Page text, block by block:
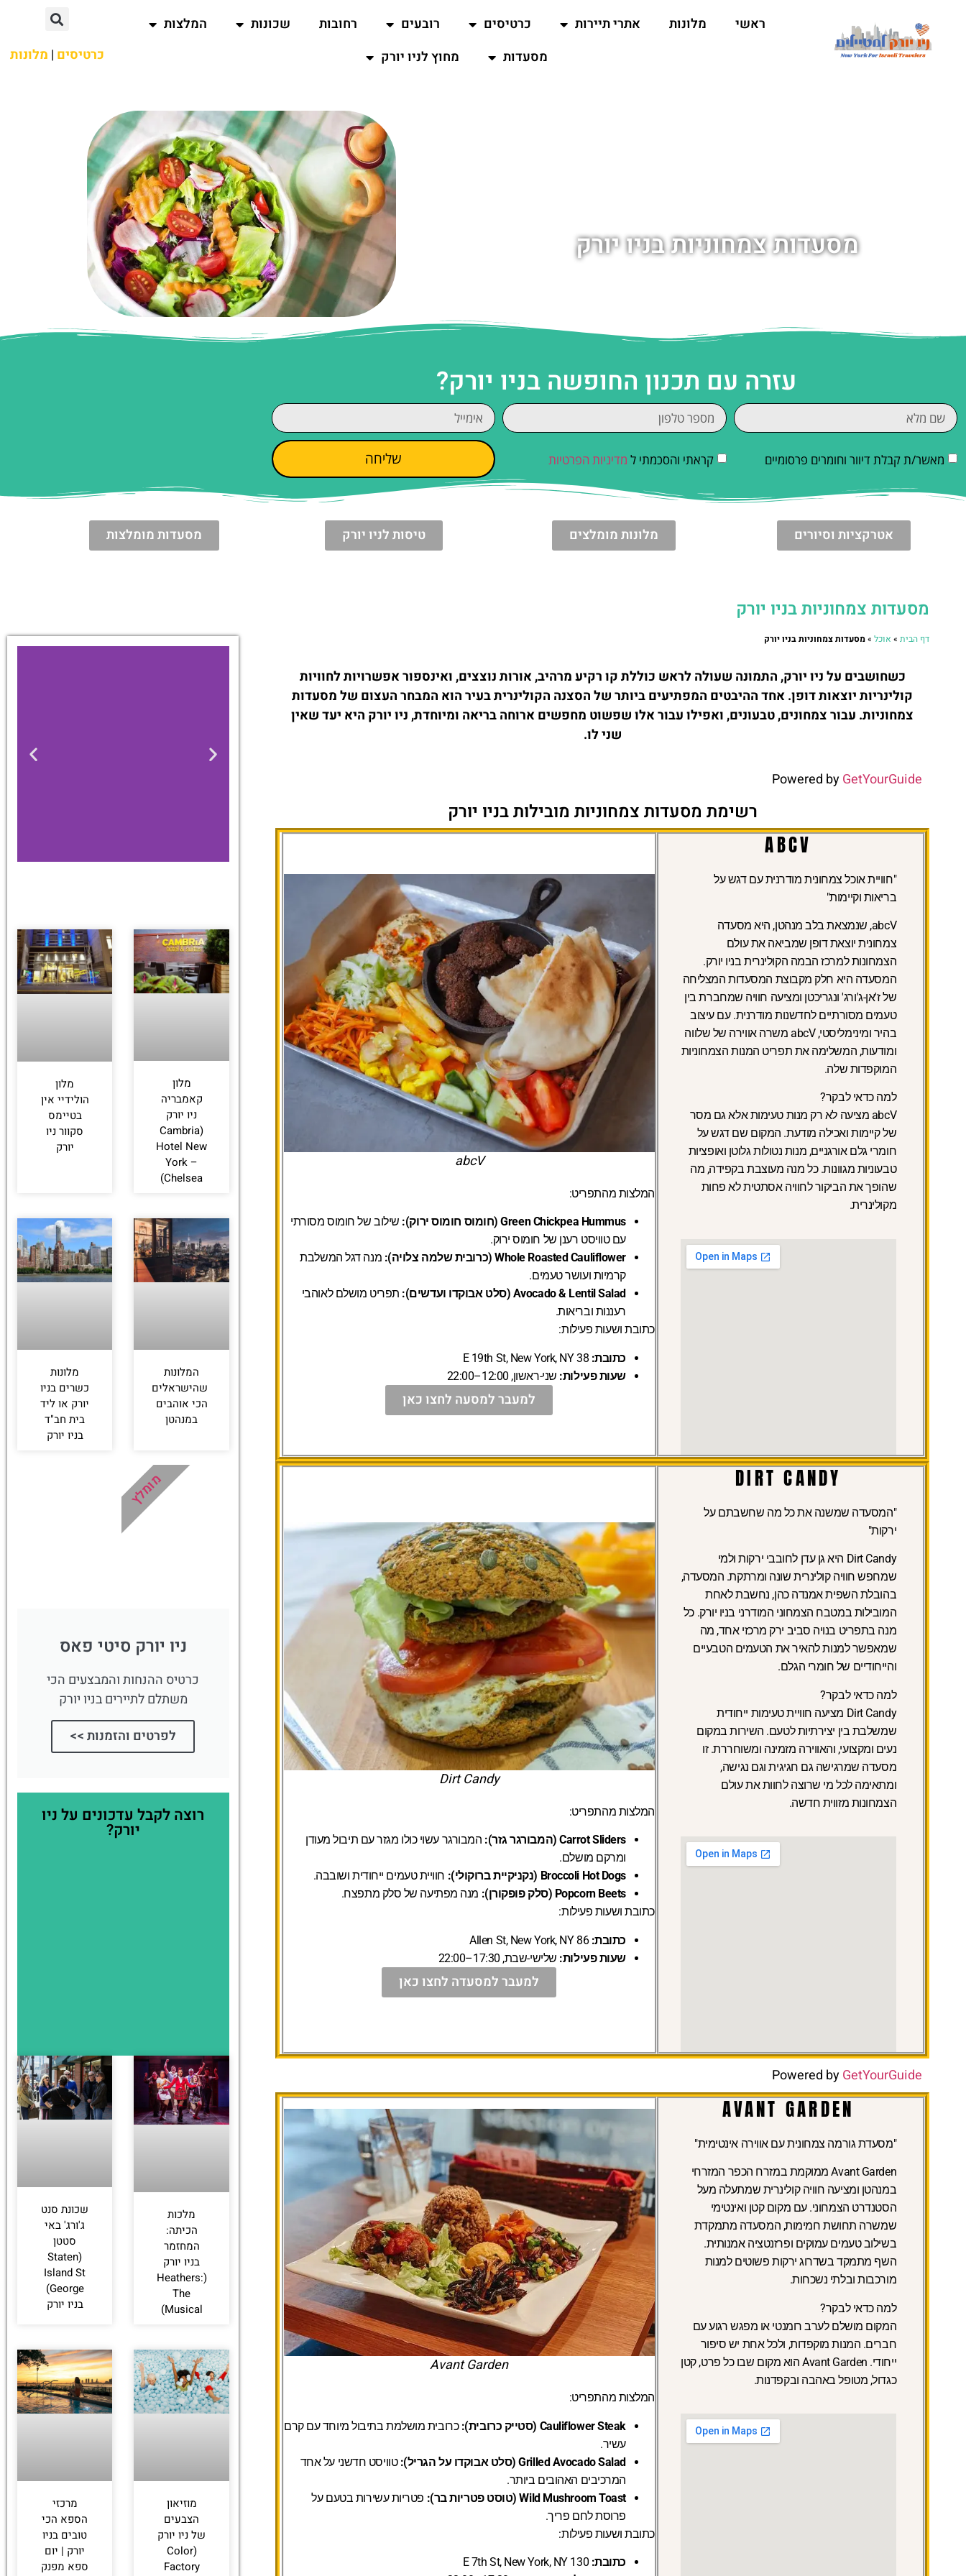
ראשי מלונות אתרי תיירות כרטיסים רובעים רחובות שכונות
המלצות
מסעדות
מחוץ לניו יורק כרטיסים | מלונות
מסעדות צמחוניות בניו יורק
עזרה עם תכנון החופשה בניו יורק?
מאשר/ת קבלת דיוור וחומרים פרסומיים קראתי והסכמתי ל מדיניות הפרטיות שליחה
אטרקציות וסיורים מלונות מומלצים טיסות לניו יורק מסעדות מומלצות
מסעדות צמחוניות בניו יורק
דף הבית» אוכל»מסעדות צמחוניות בניו יורק
כשחושבים על ניו יורק, התמונה שעולה לראש כוללת קו רקיע מרהיב, אורות נוצצים, ואינספור אפשרויות לחוויות
קולינריות יוצאות דופן. אחד ההיבטים המפתיעים ביותר של הסצנה הקולינרית בעיר הוא המבחר העצום של מסעדות
צמחוניות. עבור צמחונים, טבעונים, ואפילו עבור אלו שפשוט מחפשים ארוחה בריאה ומיוחדת, ניו יורק היא יעד שאין
שני לו.
Powered byGetYourGuide
רשימת מסעדות צמחוניות מובילות בניו יורק
ABCV
"חוויית אוכל צמחונית מודרנית עם דגש על
בריאות וקיימות"
abcV, שנמצאת בלב מנהטן, היא מסעדה
צמחונית יוצאת דופן שמביאה את עולם
הצמחונות למרכז הבמה הקולינרית בניו יורק.
המסעדה היא חלק מקבוצת המסעדות המצליחה
של ז'אן-ג'ורג' ונגריכטן ומציעה חוויה שמחברת בין
טעמים מסורתיים לחדשנות מודרנית. עם עיצוב
בהיר ומינימליסטי, abcV משרה אווירה של שלווה
ומודעות, המשלימה את תפריט המנות הצמחוניות
המוקפדות שלה.
למה כדאי לבקר?
abcV מציעה לא רק מנות טעימות אלא גם מסר
של קיימות ואכילה מודעת. המקום שם דגש על
חומרי גלם אורגניים, מנות נטולות גלוטן ואופציות
טבעוניות מגוונות. כל מנה מעוצבת בקפידה, מה
שהופך את הביקור לחוויה אסתטית לא פחות
מקולינרית.
abcV
המלצות מהתפריט:
Green Chickpea Hummus (חומוס חומוס ירוק):
שילוב של חומוס מסורתי
עם טוויסט רענן של חומוס ירוק.
Whole Roasted Cauliflower (כרובית שלמה צלויה):
מנה דגל המשלבת
קרמיות ועושר טעמים.
Avocado & Lentil Salad (סלט אבוקדו ועדשים):
תפריט מושלם לאוהבי
רעננות ובריאות.
כתובת ושעות פעילות:
כתובת: 38 E 19th St, New York, NY
שעות פעילות: שני-ראשון, 12:00–22:00
למעבר למסעה לחצו כאן
DIRT CANDY
"המסעדה שמשנה את כל מה שחשבתם על
ירקות"
Dirt Candy היא גן עדן לחובבי ירקות ולמי
שמחפש חוויה קולינרית שונה ומרתקת. המסעדה,
בהובלת השפית אמנדה כהן, נחשבת לאחת
המובילות במטבח הצמחוני המודרני בניו יורק. כל
מנה בתפריט בנויה סביב ירק מרכזי אחד, מה
שמאפשר למנות להאיר את הטעמים הטבעיים
והייחודיים של חומרי הגלם.
למה כדאי לבקר?
Dirt Candy מציעה חוויית טעימות ייחודית
שמשלבת בין יצירתיות לטעם. השירות במקום
נעים ומקצועי, והאווירה מזמינה ומשוחררת. זו
מסעדה שמרגישה גם חגיגית וגם נגישה,
ומתאימה לכל מי שרוצה לחוות את עולם
הצמחונות מזווית חדשה.
Dirt Candy
המלצות מהתפריט:
Carrot Sliders (המבורגר גזר):
המבורגר עשוי כולו מגזר עם תיבול מעודן
ומרקם מושלם.
Broccoli Hot Dogs (נקניקיית ברוקולי):
חוויית טעמים ייחודית ושובבה.
Popcorn Beets (סלק פופקורן):
מנה מפתיעה של סלק מתפצח.
כתובת ושעות פעילות:
כתובת: 86 Allen St, New York, NY
שעות פעילות: שלישי-שבת, 17:30–22:00
למעבר למסעדה לחצו כאן
Powered byGetYourGuide
AVANT GARDEN
"מסעדת גורמה צמחונית עם אווירה אינטימית"
Avant Garden ממוקמת במזרח הכפר המזרחי
במנהטן ומציעה חוויה קולינרית שמתעלה מעל
הסטנדרט הצמחוני. עם מקום קטן ואינטימי
שמשרה תחושת חמימות, המסעדה מתמקדת
בשילוב טעמים עמוקים ופרזנטציה אמנותית.
השף מתמקד בשדרוג ירקות פשוטים למנות
מורכבות ובלתי נשכחות.
למה כדאי לבקר?
המקום מושלם לערב רומנטי או מפגש רגוע עם
חברים. המנות מוקפדות, ולכל אחת יש סיפור
ייחודי. Avant Garden הוא מקום שבו כל פרט, קטן
כגדול, מטופל באהבה ובקפדנות.
Avant Garden
המלצות מהתפריט:
Cauliflower Steak (סטייק כרובית):
כרובית מושלמת בתיבול מיוחד עם קרם
עשיר.
Grilled Avocado Salad (סלט אבוקדו על הגריל):
טוויסט חדשני על אחד
המרכיבים האהובים ביותר.
Wild Mushroom Toast (טוסט פטריות בר):
פטריות עשירות בטעם על
פרוסת לחם פריך.
כתובת ושעות פעילות:
כתובת:
מציאת מלון
מומלץ?
לחצו
מלון
קאמבריה
ניו יורק
(Cambria
Hotel New
York –
Chelsea)
מלון
הולידיי אין
בטיימס
סקוור ניו
יורק
המלונות
שהישראלים
הכי אוהבים
במנהטן
מלונות
כשרים בניו
יורק או ליד
בית חב"ד
בניו יורק
ניו יורק סיטי פאס
כרטיס ההנחות והמבצעים הכי
משתלם לתיירים בניו יורק
לפרטים והזמנות >>
מומלץ
רוצה לקבל עדכונים על ניו
יורק?
מלכות
הכיתה:
המחזמר
בניו יורק
(Heathers:
The
Musical)
שכונת סנט
ג'ורג' באי
סטטן
(Staten
Island St
George)
בניו יורק
מוזיאון
הצבעים
של ניו יורק
(Color
Factory
מרכזי
הספא הכי
טובים בניו
יורק | יום
ספא מפנק